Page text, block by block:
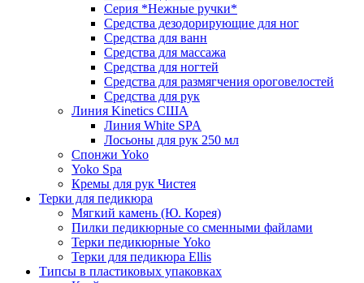
Серия *Нежные ручки*
Средства дезодорирующие для ног
Средства для ванн
Средства для массажа
Средства для ногтей
Средства для размягчения ороговелостей
Средства для рук
Линия Kinetics США
Линия White SPA
Лосьоны для рук 250 мл
Спонжи Yoko
Yoko Spa
Кремы для рук Чистея
Терки для педикюра
Мягкий камень (Ю. Корея)
Пилки педикюрные со сменными файлами
Терки педикюрные Yoko
Терки для педикюра Ellis
Типсы в пластиковых упаковках